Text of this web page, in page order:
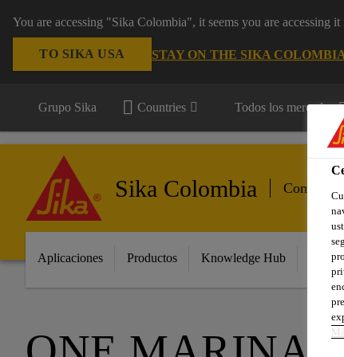
You are accessing "Sika Colombia", it seems you are accessing
TO SIKA USA STAY ON THE SIKA
Grupo Sika Countries Todos los mercados
Sika Colombia
Aplicaciones Productos Knowledge Hub